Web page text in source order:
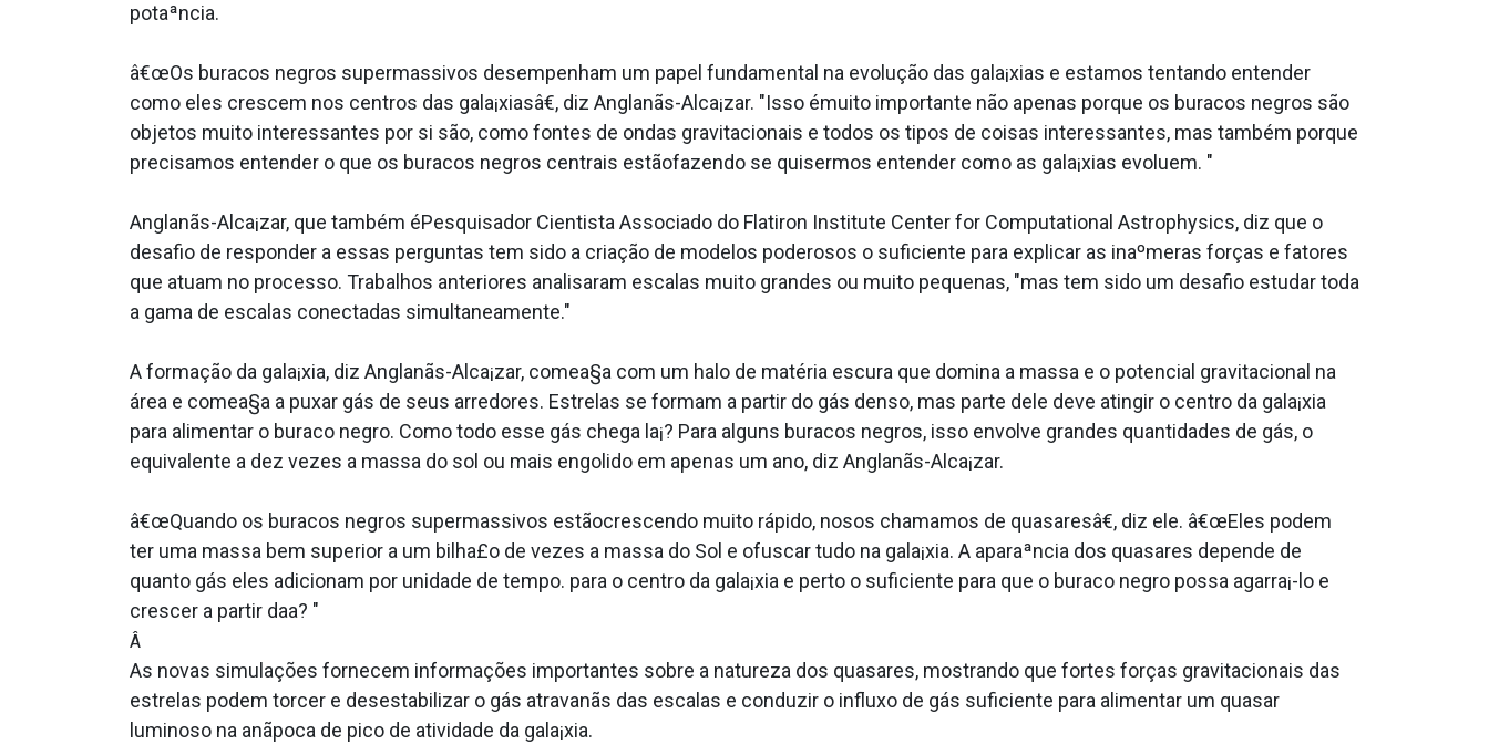
potaªncia.
â€œOs buracos negros supermassivos desempenham um papel fundamental na evolução das gala¡xias e estamos tentando entender
como eles crescem nos centros das gala¡xiasâ€, diz Anglanãs-Alca¡zar. "Isso émuito importante não apenas porque os buracos negros são
objetos muito interessantes por si são, como fontes de ondas gravitacionais e todos os tipos de coisas interessantes, mas também porque
precisamos entender o que os buracos negros centrais estãofazendo se quisermos entender como as gala¡xias evoluem. "
Anglanãs-Alca¡zar, que também éPesquisador Cientista Associado do Flatiron Institute Center for Computational Astrophysics, diz que o
desafio de responder a essas perguntas tem sido a criação de modelos poderosos o suficiente para explicar as inaºmeras forças e fatores
que atuam no processo. Trabalhos anteriores analisaram escalas muito grandes ou muito pequenas, "mas tem sido um desafio estudar toda
a gama de escalas conectadas simultaneamente."
A formação da gala¡xia, diz Anglanãs-Alca¡zar, comea§a com um halo de matéria escura que domina a massa e o potencial gravitacional na
área e comea§a a puxar gás de seus arredores. Estrelas se formam a partir do gás denso, mas parte dele deve atingir o centro da gala¡xia
para alimentar o buraco negro. Como todo esse gás chega la¡? Para alguns buracos negros, isso envolve grandes quantidades de gás, o
equivalente a dez vezes a massa do sol ou mais engolido em apenas um ano, diz Anglanãs-Alca¡zar.
â€œQuando os buracos negros supermassivos estãocrescendo muito rápido, nosos chamamos de quasaresâ€, diz ele. â€œEles podem
ter uma massa bem superior a um bilha£o de vezes a massa do Sol e ofuscar tudo na gala¡xia. A aparaªncia dos quasares depende de
quanto gás eles adicionam por unidade de tempo. para o centro da gala¡xia e perto o suficiente para que o buraco negro possa agarra¡-lo e
crescer a partir daa­? "
Â
As novas simulações fornecem informações importantes sobre a natureza dos quasares, mostrando que fortes forças gravitacionais das
estrelas podem torcer e desestabilizar o gás atravanãs das escalas e conduzir o influxo de gás suficiente para alimentar um quasar
luminoso na anãpoca de pico de atividade da gala¡xia.